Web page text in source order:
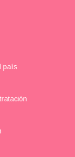
país